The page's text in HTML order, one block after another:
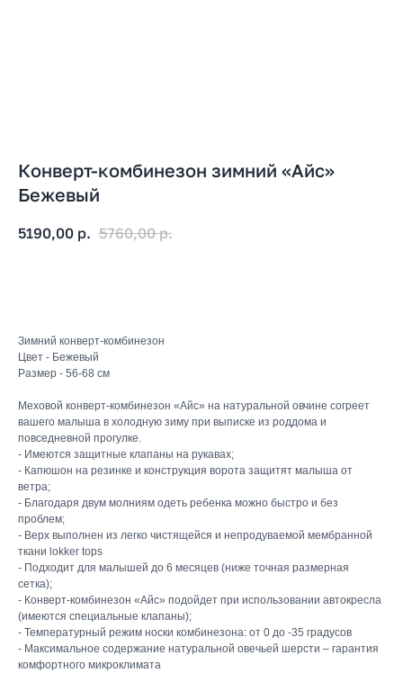
Конверт-комбинезон зимний «Айс»
Бежевый
5190,00 р. 5760,00 р.
Зимний конверт-комбинезон
Цвет - Бежевый
Размер - 56-68 см
Меховой конверт-комбинезон «Айс» на натуральной овчине согреет
вашего малыша в холодную зиму при выписке из роддома и
повседневной прогулке.
- Имеются защитные клапаны на рукавах;
- Капюшон на резинке и конструкция ворота защитят малыша от
ветра;
- Благодаря двум молниям одеть ребенка можно быстро и без
проблем;
- Верх выполнен из легко чистящейся и непродуваемой мембранной
ткани lokker tops
- Подходит для малышей до 6 месяцев (ниже точная размерная
сетка);
- Конверт-комбинезон «Айс» подойдет при использовании автокресла
(имеются специальные клапаны);
- Температурный режим носки комбинезона: от 0 до -35 градусов
- Максимальное содержание натуральной овечьей шерсти – гарантия
комфортного микроклимата
Летняя
Зимняя
Демисезонная
КАТАЛОГ